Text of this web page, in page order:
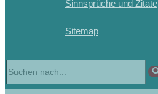
Sinnsprüche und Zitate
Sitemap